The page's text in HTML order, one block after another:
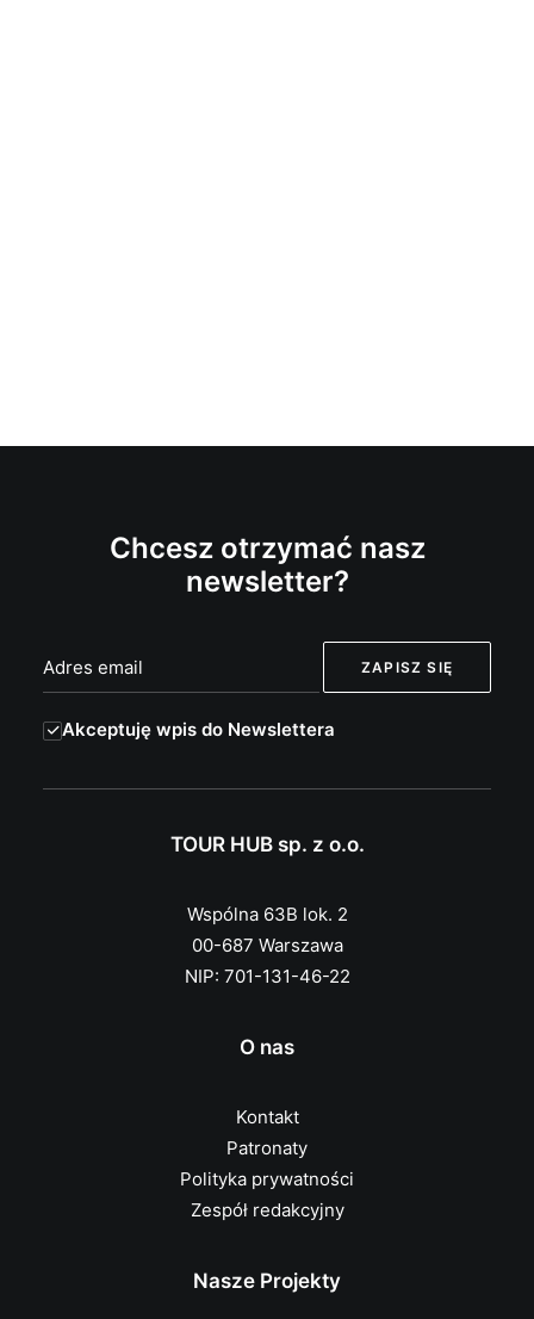
Chcesz otrzymać nasz
newsletter?
Akceptuję wpis do Newslettera
TOUR HUB sp. z o.o.
Wspólna 63B lok. 2
00-687 Warszawa
NIP: 701-131-46-22
O nas
Kontakt
Patronaty
Polityka prywatności
Zespół redakcyjny
Nasze Projekty